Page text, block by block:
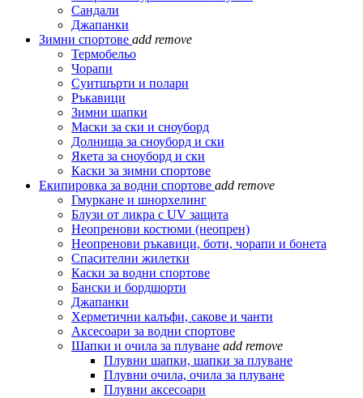
Сандали
Джапанки
Зимни спортове add remove
Термобельо
Чорапи
Суитшърти и полари
Ръкавици
Зимни шапки
Маски за ски и сноуборд
Долнища за сноуборд и ски
Якета за сноуборд и ски
Каски за зимни спортове
Екипировка за водни спортове add remove
Гмуркане и шнорхелинг
Блузи от ликра с UV защита
Неопренови костюми (неопрен)
Неопренови ръкавици, боти, чорапи и бонета
Спасителни жилетки
Каски за водни спортове
Бански и бордшорти
Джапанки
Херметични калъфи, сакове и чанти
Аксесоари за водни спортове
Шапки и очила за плуване add remove
Плувни шапки, шапки за плуване
Плувни очила, очила за плуване
Плувни аксесоари